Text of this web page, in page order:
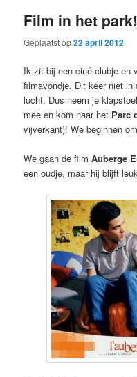
Film in het park!
Geplaatst op22 april 2012
Ik zit bij een ciné-clubje en
filmavondje. Dit keer niet in
lucht. Dus neem je
mee en kom naar het Parc
vijverkant)! We beginnen
We gaan de filmAuberge
een oudje, maar hij blijft